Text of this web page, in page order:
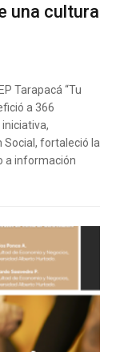
una cultura
Tarapacá “Tu
a 366
Social, fortaleció la
a información